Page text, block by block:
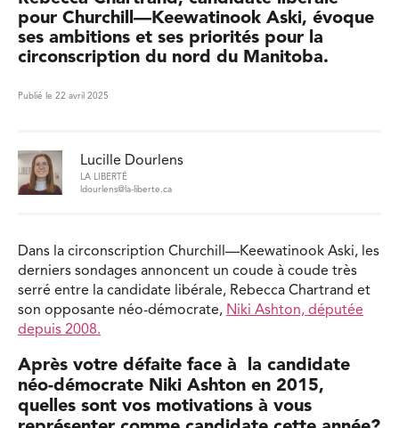
pour Churchill—Keewatinook Aski, évoque
ses ambitions et ses priorités pour la
circonscription du nord du Manitoba.
Publié le 22 avril 2025
Lucille Dourlens
LA LIBERTÉ
ldourlens@la-liberte.ca
Dans la circonscription Churchill—Keewatinook Aski, les
derniers sondages annoncent un coude à coude très
serré entre la candidate libérale, Rebecca Chartrand et
son opposante néo-démocrate, Niki Ashton, députée
depuis 2008.
Après votre défaite face à la candidate
néo-démocrate Niki Ashton en 2015,
quelles sont vos motivations à vous